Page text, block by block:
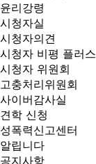
윤리강령
시청자실
시청자의견
시청자 비평 플러스
시청자 위원회
고충처리위원회
사이버감사실
견학 신청
성폭력신고센터
알립니다
공지사항